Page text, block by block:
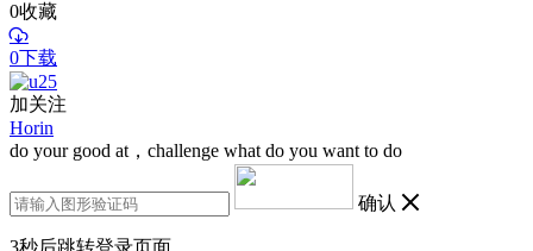
0收藏
0下载
加关注
Horin
do your good at，challenge what do you want to do
确认